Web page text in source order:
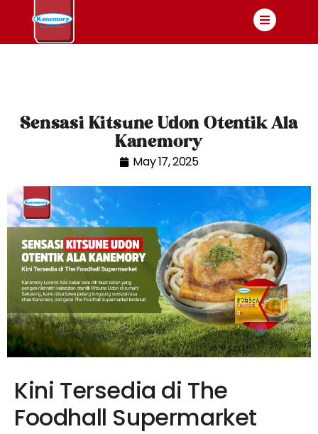
Sensasi Kitsune Udon Otentik Ala
Kanemory
May 17, 2025
Kini Tersedia di The
Foodhall Supermarket